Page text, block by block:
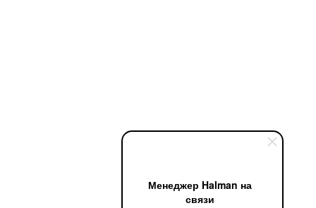
Менеджер Halman на
связи